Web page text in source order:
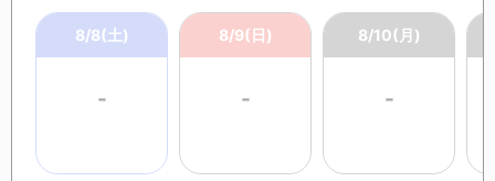
8/8(土)
-
8/9(日)
-
8/10(月)
-